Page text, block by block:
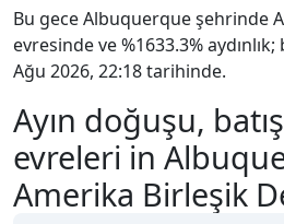
Ayın doğuşu,
evreleri in
Amerika Birleşik
Bu gece Albuquerque şehrinde
evresinde ve %1633.3%
Ağu 2026, 22:18 tarihinde.